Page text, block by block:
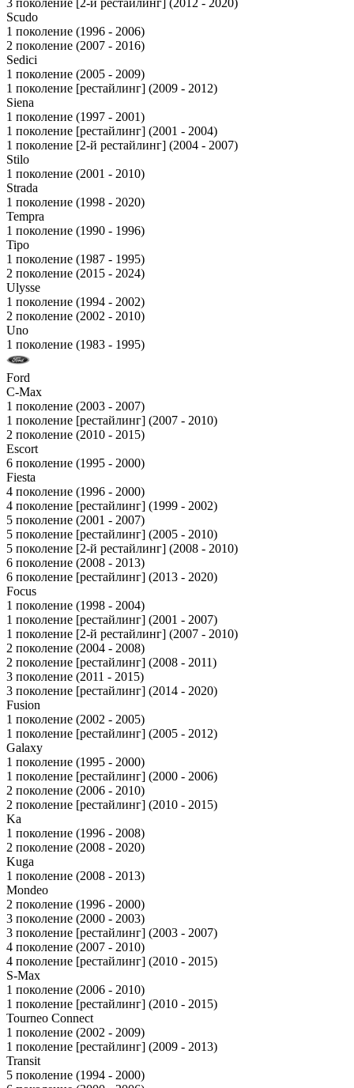
3 поколение [2-й рестайлинг] (2012 - 2020)
Scudo
1 поколение (1996 - 2006)
2 поколение (2007 - 2016)
Sedici
1 поколение (2005 - 2009)
1 поколение [рестайлинг] (2009 - 2012)
Siena
1 поколение (1997 - 2001)
1 поколение [рестайлинг] (2001 - 2004)
1 поколение [2-й рестайлинг] (2004 - 2007)
Stilo
1 поколение (2001 - 2010)
Strada
1 поколение (1998 - 2020)
Tempra
1 поколение (1990 - 1996)
Tipo
1 поколение (1987 - 1995)
2 поколение (2015 - 2024)
Ulysse
1 поколение (1994 - 2002)
2 поколение (2002 - 2010)
Uno
1 поколение (1983 - 1995)
Ford
C-Max
1 поколение (2003 - 2007)
1 поколение [рестайлинг] (2007 - 2010)
2 поколение (2010 - 2015)
Escort
6 поколение (1995 - 2000)
Fiesta
4 поколение (1996 - 2000)
4 поколение [рестайлинг] (1999 - 2002)
5 поколение (2001 - 2007)
5 поколение [рестайлинг] (2005 - 2010)
5 поколение [2-й рестайлинг] (2008 - 2010)
6 поколение (2008 - 2013)
6 поколение [рестайлинг] (2013 - 2020)
Focus
1 поколение (1998 - 2004)
1 поколение [рестайлинг] (2001 - 2007)
1 поколение [2-й рестайлинг] (2007 - 2010)
2 поколение (2004 - 2008)
2 поколение [рестайлинг] (2008 - 2011)
3 поколение (2011 - 2015)
3 поколение [рестайлинг] (2014 - 2020)
Fusion
1 поколение (2002 - 2005)
1 поколение [рестайлинг] (2005 - 2012)
Galaxy
1 поколение (1995 - 2000)
1 поколение [рестайлинг] (2000 - 2006)
2 поколение (2006 - 2010)
2 поколение [рестайлинг] (2010 - 2015)
Ka
1 поколение (1996 - 2008)
2 поколение (2008 - 2020)
Kuga
1 поколение (2008 - 2013)
Mondeo
2 поколение (1996 - 2000)
3 поколение (2000 - 2003)
3 поколение [рестайлинг] (2003 - 2007)
4 поколение (2007 - 2010)
4 поколение [рестайлинг] (2010 - 2015)
S-Max
1 поколение (2006 - 2010)
1 поколение [рестайлинг] (2010 - 2015)
Tourneo Connect
1 поколение (2002 - 2009)
1 поколение [рестайлинг] (2009 - 2013)
Transit
5 поколение (1994 - 2000)